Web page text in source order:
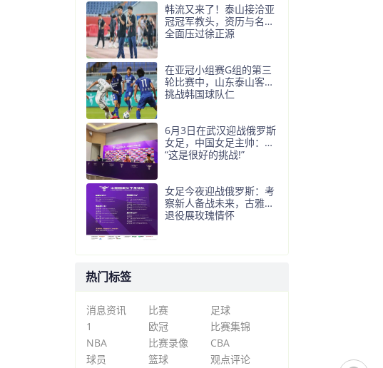
韩流又来了！泰山接洽亚
冠冠军教头，资历与名气
全面压过徐正源
在亚冠小组赛G组的第三
轮比赛中，山东泰山客场
挑战韩国球队仁
6月3日在武汉迎战俄罗斯
女足，中国女足主帅：
“这是很好的挑战!”
女足今夜迎战俄罗斯：考
察新人备战未来，古雅沙
退役展玫瑰情怀
热门标签
消息资讯 比赛
足球
1
欧冠
比赛集锦
NBA
比赛录像
CBA
球员
篮球 观点评论